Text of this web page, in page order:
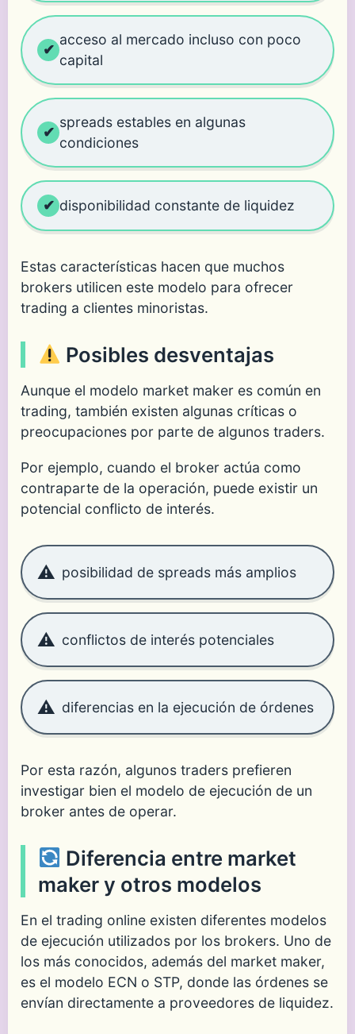
acceso al mercado incluso con poco
capital
spreads estables en algunas
condiciones
disponibilidad constante de liquidez
Estas características hacen que muchos
brokers utilicen este modelo para ofrecer
trading a clientes minoristas.
Posibles desventajas
Aunque el modelo market maker es común en
trading, también existen algunas críticas o
preocupaciones por parte de algunos traders.
Por ejemplo, cuando el broker actúa como
contraparte de la operación, puede existir un
potencial conflicto de interés.
posibilidad de spreads más amplios
conflictos de interés potenciales
diferencias en la ejecución de órdenes
Por esta razón, algunos traders prefieren
investigar bien el modelo de ejecución de un
broker antes de operar.
Diferencia entre market
maker y otros modelos
En el trading online existen diferentes modelos
de ejecución utilizados por los brokers. Uno de
los más conocidos, además del market maker,
es el modelo ECN o STP, donde las órdenes se
envían directamente a proveedores de liquidez.